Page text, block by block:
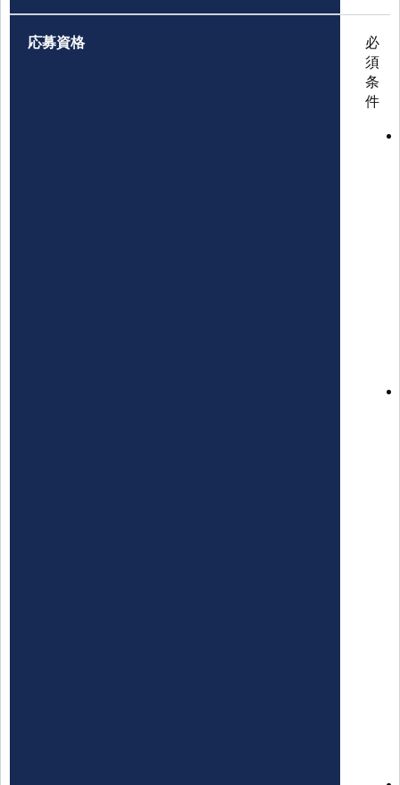
応募資格
必
須
条
件